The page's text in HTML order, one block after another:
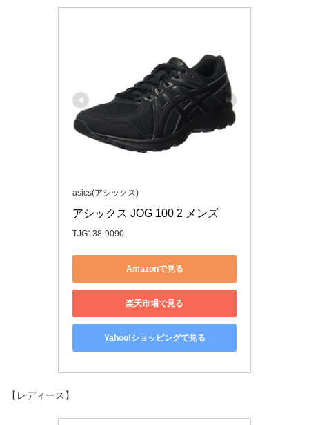
asics(アシックス)
アシックス JOG 100 2 メンズ
TJG138-9090
Amazonで見る
楽天市場で見る
Yahoo!ショッピングで見る
【レディース】